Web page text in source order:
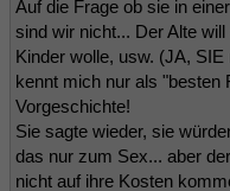
Auf die Frage ob sie in
sind wir nicht... Der Alte
Kinder wolle, usw. (JA,
kennt mich nur als "besten
Vorgeschichte!
Sie sagte wieder, sie
das nur zum Sex... aber
nicht auf ihre Kosten